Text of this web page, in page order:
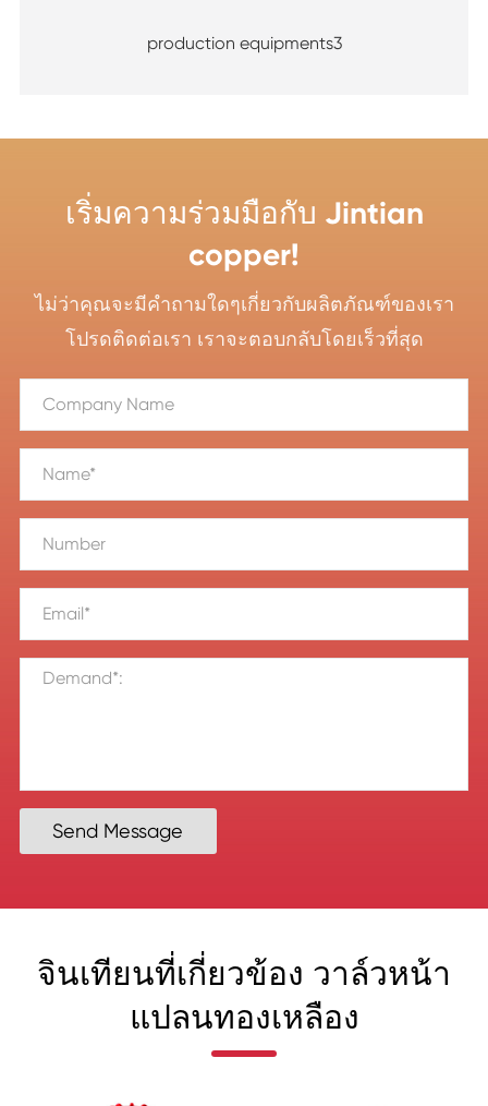
production equipments3
เริ่มความร่วมมือกับ Jintian
copper!
ไม่ว่าคุณจะมีคำถามใดๆเกี่ยวกับผลิตภัณฑ์ของเรา
โปรดติดต่อเรา เราจะตอบกลับโดยเร็วที่สุด
Send Message
จินเทียนที่เกี่ยวข้อง วาล์วหน้า
แปลนทองเหลือง